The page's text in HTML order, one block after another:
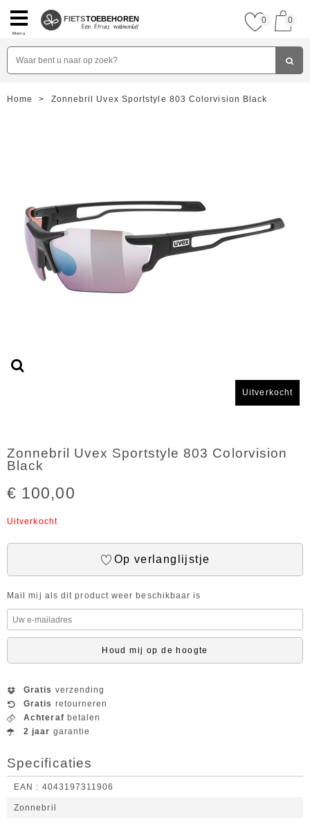
Menu
FIETSTOEBEHOREN 0 0
Home > Zonnebril Uvex Sportstyle 803 Colorvision Black
Uitverkocht
Zonnebril Uvex Sportstyle 803 Colorvision
Black
€ 100,00
Uitverkocht
Op verlanglijstje
Mail mij als dit product weer beschikbaar is
Houd mij op de hoogte
Gratis verzending
Gratis retourneren
Achteraf betalen
2 jaar garantie
Specificaties
EAN 4043197311906
Zonnebril